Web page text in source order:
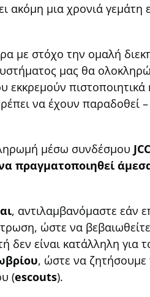
ακόμη μια χρονιά
με στόχο την ομαλή
μας θα
να έχουν παραδοθεί
μέσω συνδέσμου JCC
πραγματοποιηθεί
, αντιλαμβανόμαστε εάν
ώστε να
είναι κατάλληλη για
, ώστε να
(escouts).